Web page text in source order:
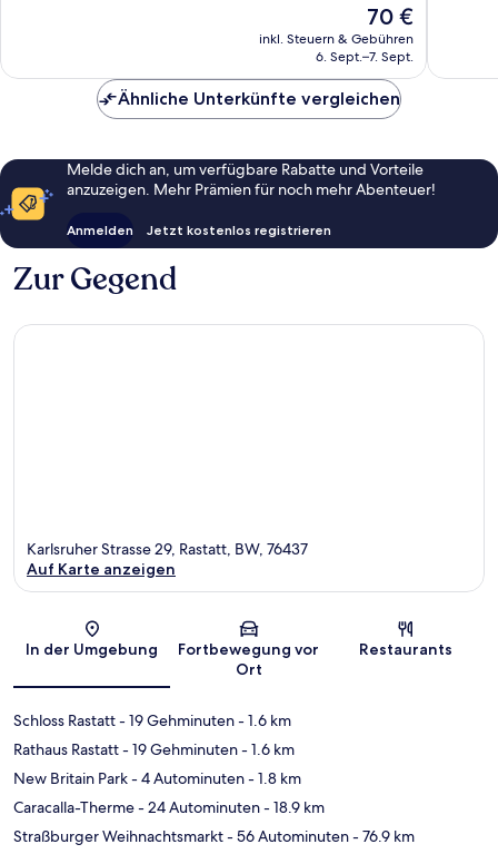
Der
Preis
beträgt
70 €
inkl. Steuern & Gebühren
6. Sept.–7. Sept.
Ähnliche Unterkünfte vergleichen
Melde dich an, um verfügbare Rabatte und Vorteile
anzuzeigen. Mehr Prämien für noch mehr Abenteuer!
Anmelden Jetzt kostenlos registrieren
Zur Gegend
Karte
Karlsruher Strasse 29, Rastatt, BW, 76437
Auf Karte anzeigen
In der Umgebung
Fortbewegung vor
Ort
Restaurants
Schloss Rastatt- 19 Gehminuten- 1.6 km
Rathaus Rastatt- 19 Gehminuten- 1.6 km
New Britain Park- 4 Autominuten- 1.8 km
Caracalla-Therme- 24 Autominuten- 18.9 km
Straßburger Weihnachtsmarkt- 56 Autominuten- 76.9 km